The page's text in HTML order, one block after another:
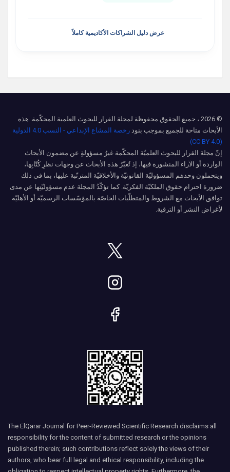
عرض دليل الشراكات الأكاديمية كاملاً
© 2026 ، جميع الحقوق محفوظة لمجلة القرار للبحوث العلمية المحكّمة. هذه
الأبحاث متاحة للجميع بموجب بنود
رخصة المشاع الإبداعي - النسب 4.0 الدولية
(CC BY 4.0)
إنّ مجلة القرار للبحوث العلميّة المحكّمة غيرُ مسؤولةٍ عن مضمون الأبحاث
الواردة أو الآراء المنشورة فيها، إذ تُعبّرُ هذه الأبحاث عن وجهات نظرِ كُتّابِها،
ويتحملون وحدهم المسؤوليّة القانونيّة والأخلاقيّة المترتّبة عليها، بما في ذلك
ضرورة احترام حقوق الملكيّة الفكريّة. كما تؤكّدُ المجلة عدم مسؤوليّتِها عن مدى
توافق الأبحاث مع الشروط والمتطلّبات الخاصّة بالمؤسّسات الرسميّة أو الأهليّة
لأغراض النشر أو الترقية.
The ElQarar Journal for Peer-Reviewed Scientific Research disclaims all
responsibility for the content of submitted research or the opinions
published therein; such contributions reflect solely the views of their
authors, who bear full legal and ethical responsibility, including the